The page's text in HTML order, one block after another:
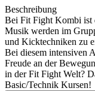
Beschreibung
Bei Fit Fight Kombi ist
Musik werden im
und Kicktechniken zu
Bei diesem intensiven
Freude an der
in der Fit Fight Welt?
Basic/Technik Kursen!